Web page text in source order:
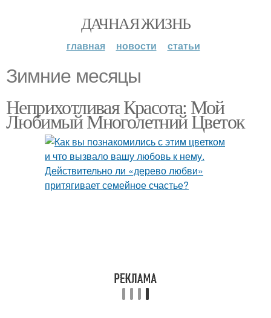
ДАЧНАЯ ЖИЗНЬ
главная новости статьи
Зимние месяцы
Неприхотливая Красота: Мой
Любимый Многолетний Цветок